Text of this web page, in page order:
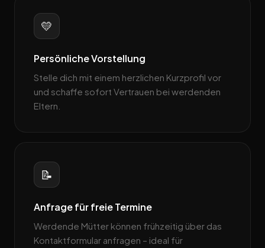
💛
Persönliche Vorstellung
Stelle dich mit einem herzlichen Kurzprofil vor
und schaffe sofort Vertrauen bei werdenden
Eltern.
📝
Anfrage für freie Termine
Werdende Mütter können frühzeitig über das
Kontaktformular anfragen – ideal für